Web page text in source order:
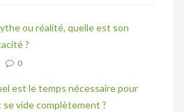
ou réalité, quelle est son
?
0
est le temps nécessaire pour
se vide complètement ?